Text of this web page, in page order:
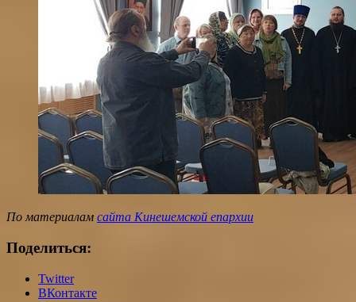
По материалам сайта Кинешемской епархии
Поделиться:
Twitter
ВКонтакте